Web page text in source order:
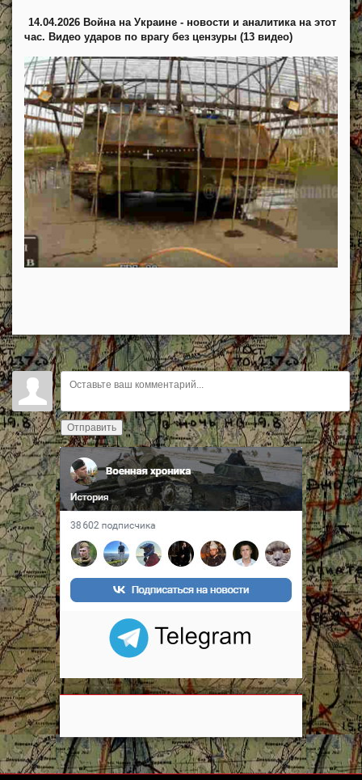
14.04.2026 Война на Украине - новости и аналитика на этот
час. Видео ударов по врагу без цензуры (13 видео)
Отправить